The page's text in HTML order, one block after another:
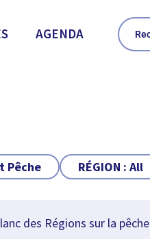
AGENDA
Pêche RÉGION : All
des Régions sur la pêche